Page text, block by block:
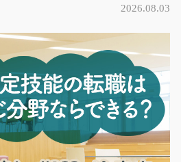
護のお仕事/g04_00585
ションをして仲を深めたり、お
2026.08.03